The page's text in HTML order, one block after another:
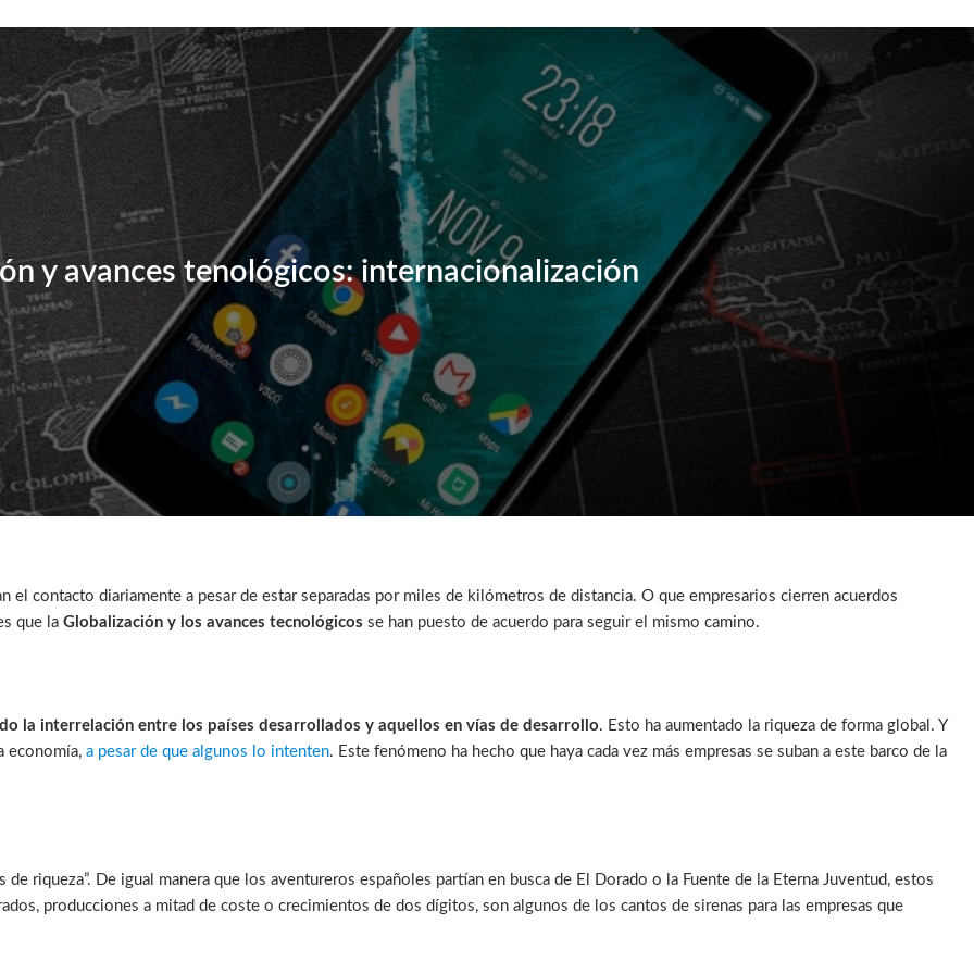
y avances tenológicos: internacionalización
el contacto diariamente a pesar de estar separadas por miles de kilómetros de distancia. O que empresarios cierren acuerdos
que la Globalización y los avances tecnológicos se han puesto de acuerdo para seguir el mismo camino.
la interrelación entre los países desarrollados y aquellos en vías de desarrollo. Esto ha aumentado la riqueza de forma global. Y
economía, a pesar de que algunos lo intenten. Este fenómeno ha hecho que haya cada vez más empresas se suban a este barco de la
riqueza”. De igual manera que los aventureros españoles partían en busca de El Dorado o la Fuente de la Eterna Juventud, estos
producciones a mitad de coste o crecimientos de dos dígitos, son algunos de los cantos de sirenas para las empresas que